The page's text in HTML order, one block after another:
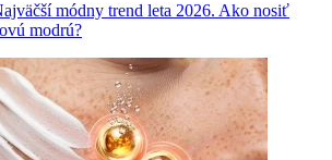
módny trend leta 2026. Ako nosiť
modrú?